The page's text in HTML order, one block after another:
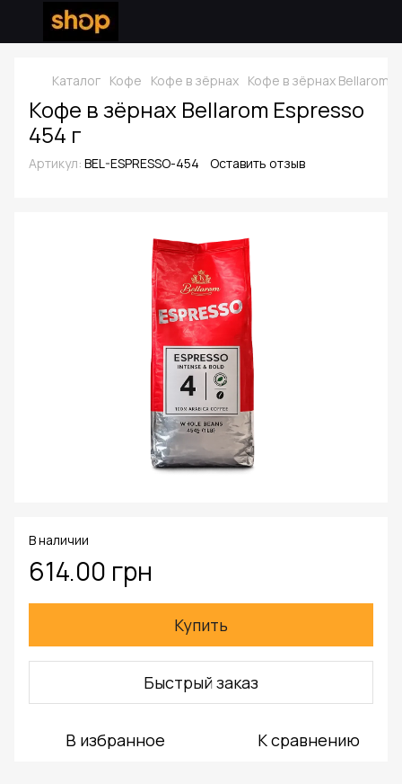
Каталог Кофе Кофе в зёрнах Кофе в зёрнах Bellarom
Кофе в зёрнах Bellarom Espresso
454 г
Артикул: BEL-ESPRESSO-454 Оставить отзыв
В наличии
614.00 грн
Купить
Быстрый заказ
В избранное К сравнению